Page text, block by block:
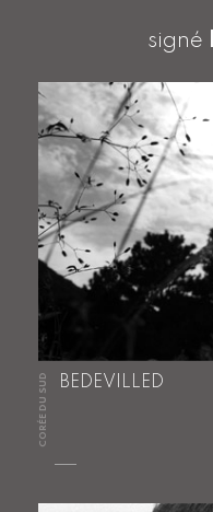
signé
CORÉE DU SUD BEDEVILLED